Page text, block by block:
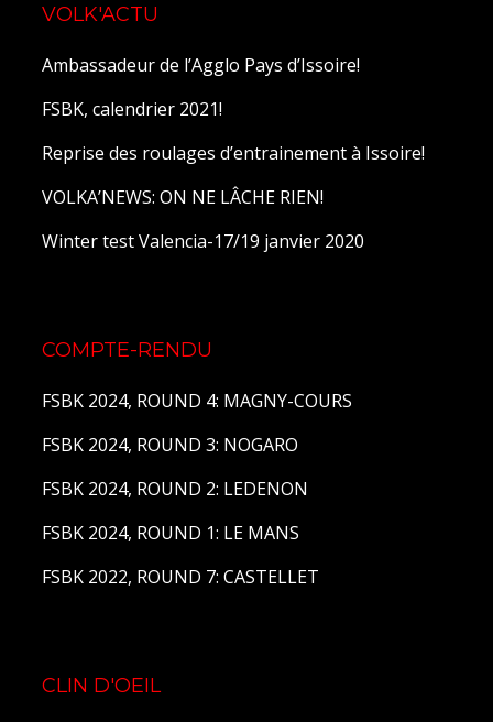
VOLK'ACTU
Ambassadeur de l’Agglo Pays d’Issoire!
FSBK, calendrier 2021!
Reprise des roulages d’entrainement à Issoire!
VOLKA’NEWS: ON NE LÂCHE RIEN!
Winter test Valencia-17/19 janvier 2020
COMPTE-RENDU
FSBK 2024, ROUND 4: MAGNY-COURS
FSBK 2024, ROUND 3: NOGARO
FSBK 2024, ROUND 2: LEDENON
FSBK 2024, ROUND 1: LE MANS
FSBK 2022, ROUND 7: CASTELLET
CLIN D'OEIL